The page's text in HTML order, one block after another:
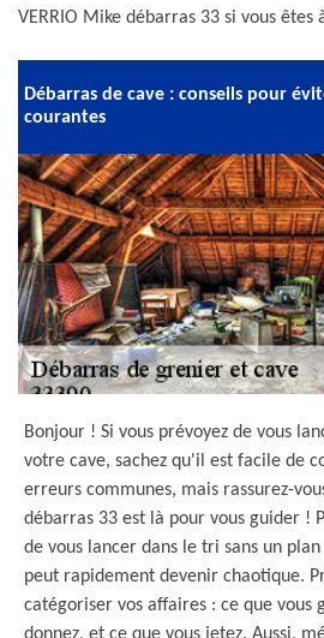
VERRIO Mike débarras 33 si vous êtes
Débarras de cave : conseils pour
courantes
Bonjour ! Si vous prévoyez de vous
votre cave, sachez qu'il est facile de
erreurs communes, mais rassurez-
débarras 33 est là pour vous guider !
de vous lancer dans le tri sans un
peut rapidement devenir chaotique.
catégoriser vos affaires : ce que vous